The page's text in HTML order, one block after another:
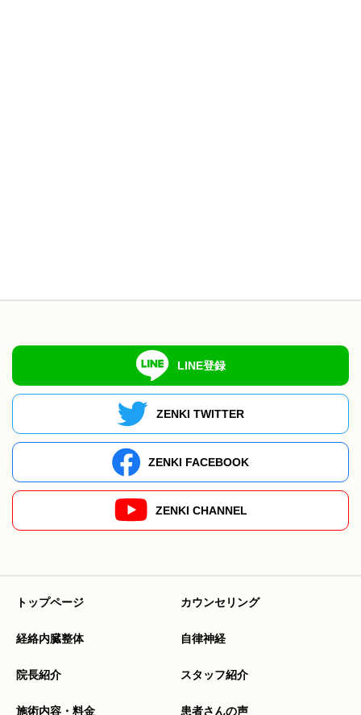
LINE登録
ZENKI TWITTER
ZENKI FACEBOOK
ZENKI CHANNEL
トップページ カウンセリング
経絡内臓整体 自律神経
院長紹介 スタッフ紹介
施術内容・料金 患者さんの声